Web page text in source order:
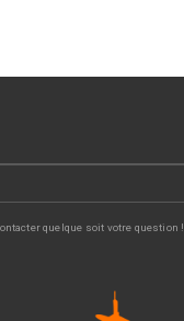
quelque soit votre question !